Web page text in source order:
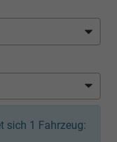
sich 1 Fahrzeug: